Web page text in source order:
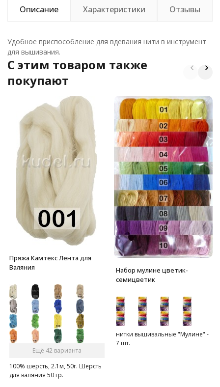
Описание Характеристики Отзывы
Удобное приспособление для вдевания нити в инструмент
для вышивания.
C этим товаром также
покупают
Пряжа Камтекс Лента для
Валяния
Ещё 42 варианта
100% шерсть, 2.1м, 50г. Шерсть
для валяния 50 гр.
Набор мулине цветик-
семицветик
нитки вышивальные "Мулине" -
7 шт.